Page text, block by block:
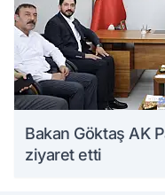
Bakan Göktaş AK
ziyaret etti